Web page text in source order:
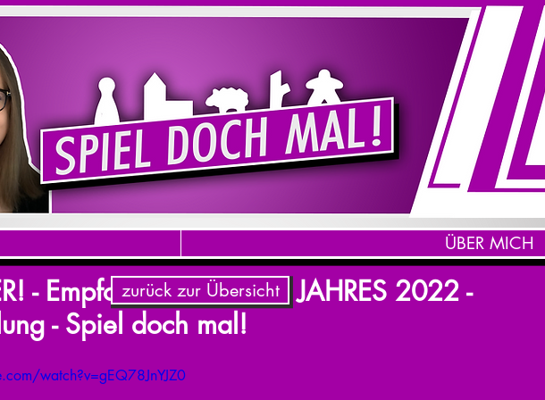
- Empfohlen SPIEL DES JAHRES 2022 -
- Spiel doch mal!
watch?v=gEQ78JnYJZ0
zurück zur Übersicht
ÜBER MICH